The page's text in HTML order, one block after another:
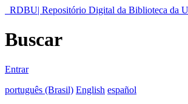
RDBU| Repositório Digital da Biblioteca da
Buscar
Entrar
português (Brasil) English español